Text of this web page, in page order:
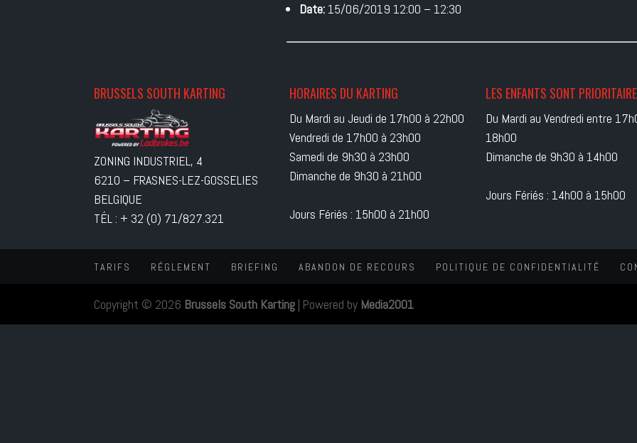
Date: 15/06/2019 12:00 – 12:30
BRUSSELS SOUTH KARTING
ZONING INDUSTRIEL, 4
6210 – FRASNES-LEZ-GOSSELIES
BELGIQUE
TÉL : + 32 (0) 71/827.321
HORAIRES DU KARTING
Du Mardi au Jeudi de 17h00 à 22h00
Vendredi de 17h00 à 23h00
Samedi de 9h30 à 23h00
Dimanche de 9h30 à 21h00
Jours Fériés : 15h00 à 21h00
LES ENFANTS SONT
Du Mardi au Vendredi entre
18h00
Dimanche de 9h30 à 14h00
Jours Fériés : 14h00 à 15h00
TARIFS RÉGLEMENT BRIEFING ABANDON DE RECOURS POLITIQUE DE CONFIDENTIALITÉ
Copyright © 2026 Brussels South Karting | Powered by Media2001